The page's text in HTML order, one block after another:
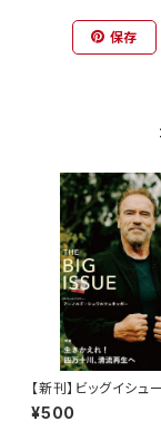
保存
【新刊】ビッグイシュ
25-09-15発売）「生
四万十川 ――清流再生
¥500